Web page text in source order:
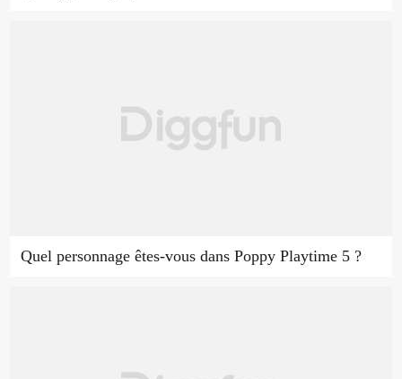
Quel personnage êtes-vous dans Poppy Playtime 5 ?